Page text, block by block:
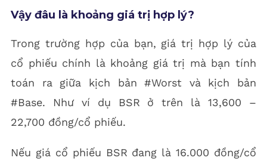
Vậy đâu là khoảng giá trị hợp lý?
Trong trường hợp của bạn, giá trị hợp lý của
cổ phiếu chính là khoảng giá trị mà bạn tính
toán ra giữa kịch bản #Worst và kịch bản
#Base. Như ví dụ BSR ở trên là 13,600 –
22,700 đồng/cổ phiếu.
Nếu giá cổ phiếu BSR đang là 16.000 đồng/cổ